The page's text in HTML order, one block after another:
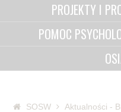
PROJEKTY I
POMOC
SOSW
Aktualności -